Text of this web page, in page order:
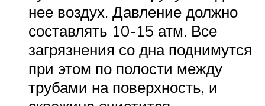
нее воздух. Давление должно
составлять 10-15 атм. Все
загрязнения со дна поднимутся
при этом по полости между
трубами на поверхность, и